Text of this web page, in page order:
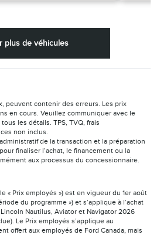
plus de véhicules
peuvent contenir des erreurs. Les prix
en cours. Veuillez communiquer avec le
les détails. TPS, TVQ, frais
non inclus.
de la transaction et la préparation
finaliser l’achat, le financement ou la
aux processus du concessionnaire.
« Prix employés ») est en vigueur du 1er août
du programme ») et s’applique à l’achat
Nautilus, Aviator et Navigator 2026
Le Prix employés s’applique au
offert aux employés de Ford Canada, mais